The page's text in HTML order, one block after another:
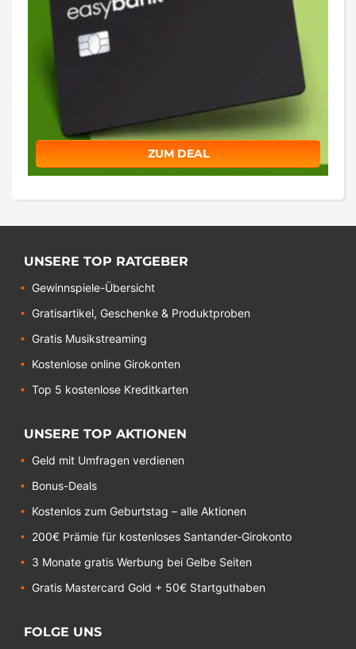
ZUM DEAL
UNSERE TOP RATGEBER
Gewinnspiele-Übersicht
Gratisartikel, Geschenke & Produktproben
Gratis Musikstreaming
Kostenlose online Girokonten
Top 5 kostenlose Kreditkarten
UNSERE TOP AKTIONEN
Geld mit Umfragen verdienen
Bonus-Deals
Kostenlos zum Geburtstag – alle Aktionen
200€ Prämie für kostenloses Santander-Girokonto
3 Monate gratis Werbung bei Gelbe Seiten
Gratis Mastercard Gold + 50€ Startguthaben
FOLGE UNS